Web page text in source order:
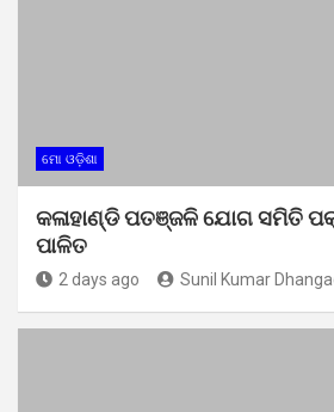
ମୋ ଓଡ଼ିଶା
କଳାହାଣ୍ଡି ପତଞ୍ଜଳି ଯୋଗ ସମିତି
ପାଳିତ
2 days ago Sunil Kumar